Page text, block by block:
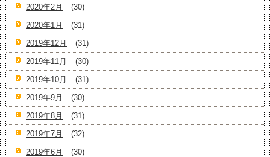
2020年2月
(30)
2020年1月
(31)
2019年12月
(31)
2019年11月
(30)
2019年10月
(31)
2019年9月
(30)
2019年8月
(31)
2019年7月
(32)
2019年6月
(30)